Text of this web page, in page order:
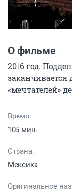
О фильме
2016 год.
заканчивается
«мечтателей»
Время:
105 мин.
Страна:
Мексика
Оригинальное